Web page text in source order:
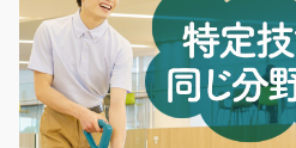
食品・調味料のピッキング
急募
常温倉庫内で食品・調味料など
せします。 ♪シンプ…